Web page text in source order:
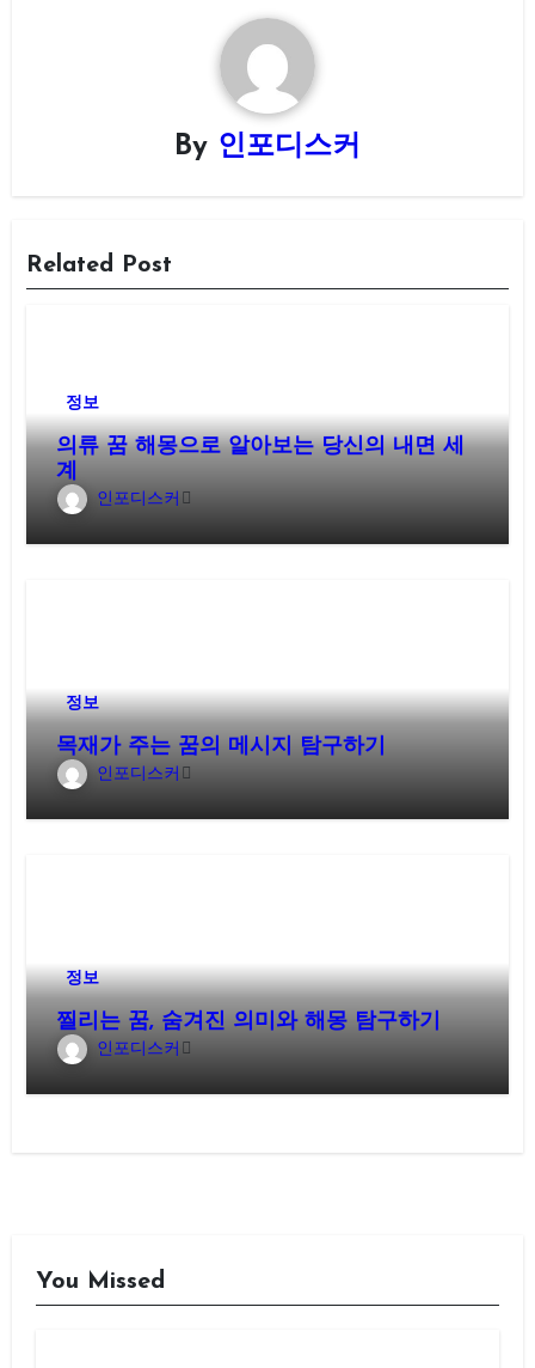
By 인포디스커
Related Post
정보
의류 꿈 해몽으로 알아보는 당신의 내면 세
계
인포디스커
정보
목재가 주는 꿈의 메시지 탐구하기
인포디스커
정보
찔리는 꿈, 숨겨진 의미와 해몽 탐구하기
인포디스커
You Missed